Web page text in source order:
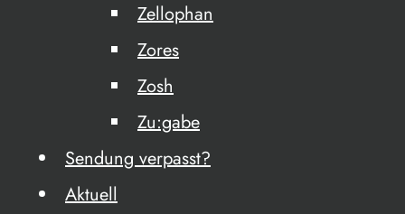
Zellophan
Zores
Zosh
Zu:gabe
Sendung verpasst?
Aktuell